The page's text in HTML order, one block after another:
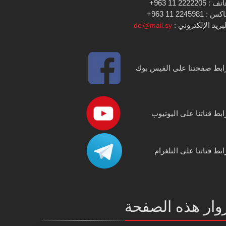
: 2222205 11 963+
: 2245981 11 963+
الإلكتروني : dci@mail.sy
صفحتنا على الفيس بوك
قناتنا على اليوتيوب
قناتنا على التلغرام
هذه الصفحة